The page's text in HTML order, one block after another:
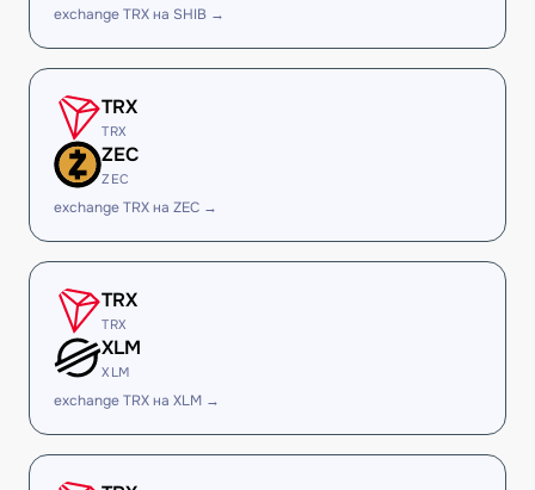
exchange TRX на SHIB →
TRX
TRX
ZEC
ZEC
exchange TRX на ZEC →
TRX
TRX
XLM
XLM
exchange TRX на XLM →